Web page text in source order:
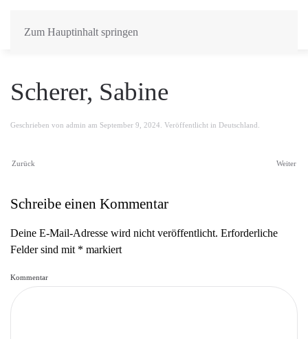
Zum Hauptinhalt springen
Scherer, Sabine
Geschrieben von admin am September 9, 2024. Veröffentlicht in Deutschland .
Zurück Weiter
Schreibe einen Kommentar
Deine E-Mail-Adresse wird nicht veröffentlicht. Erforderliche
Felder sind mit * markiert
Kommentar